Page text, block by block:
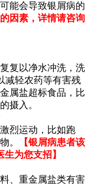
能会导致银屑病的
因素，详情请咨询
复以净水冲洗，洗
减轻农药等有害残
属盐超标食品，比
摄入。
烈运动，比如跑
。
【银屑病患者该
为您支招】
、重金属盐类有害